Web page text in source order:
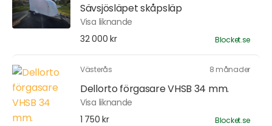
Sävsjösläpet skåpsläp
Visa liknande
32 000 kr
Blocket.se
Västerås 8 månader
Dellorto förgasare VHSB 34 mm.
Visa liknande
1 750 kr
Blocket.se